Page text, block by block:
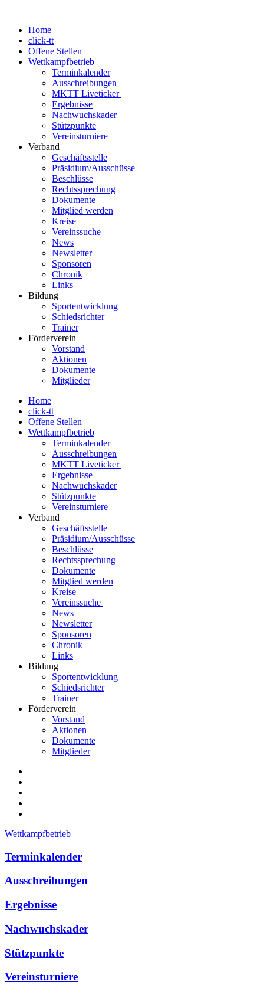
Home
click-tt
Offene Stellen
Wettkampfbetrieb
Terminkalender
Ausschreibungen
MKTT Liveticker
Ergebnisse
Nachwuchskader
Stützpunkte
Vereinsturniere
Verband
Geschäftsstelle
Präsidium/Ausschüsse
Beschlüsse
Rechtssprechung
Dokumente
Mitglied werden
Kreise
Vereinssuche
News
Newsletter
Sponsoren
Chronik
Links
Bildung
Sportentwicklung
Schiedsrichter
Trainer
Förderverein
Vorstand
Aktionen
Dokumente
Mitglieder
Home
click-tt
Offene Stellen
Wettkampfbetrieb
Terminkalender
Ausschreibungen
MKTT Liveticker
Ergebnisse
Nachwuchskader
Stützpunkte
Vereinsturniere
Verband
Geschäftsstelle
Präsidium/Ausschüsse
Beschlüsse
Rechtssprechung
Dokumente
Mitglied werden
Kreise
Vereinssuche
News
Newsletter
Sponsoren
Chronik
Links
Bildung
Sportentwicklung
Schiedsrichter
Trainer
Förderverein
Vorstand
Aktionen
Dokumente
Mitglieder
Wettkampfbetrieb
Terminkalender
Ausschreibungen
Ergebnisse
Nachwuchskader
Stützpunkte
Vereinsturniere